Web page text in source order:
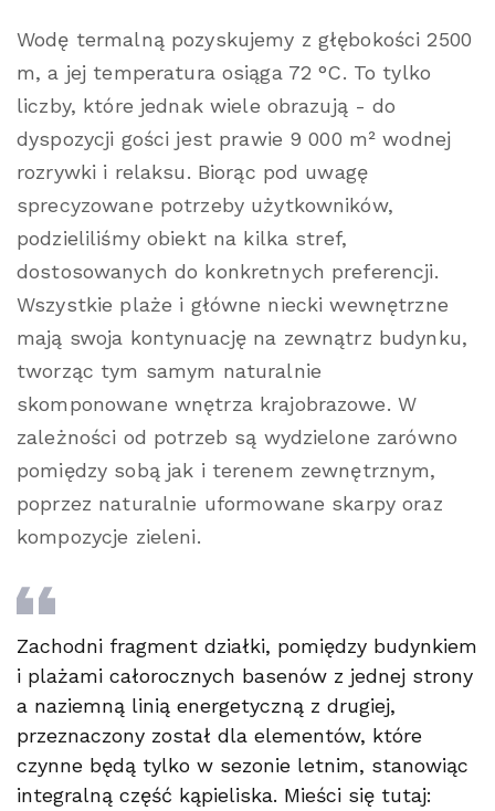
Wodę termalną pozyskujemy z głębokości 2500
m, a jej temperatura osiąga 72 °C. To tylko
liczby, które jednak wiele obrazują - do
dyspozycji gości jest prawie 9 000 m² wodnej
rozrywki i relaksu. Biorąc pod uwagę
sprecyzowane potrzeby użytkowników,
podzieliliśmy obiekt na kilka stref,
dostosowanych do konkretnych preferencji.
Wszystkie plaże i główne niecki wewnętrzne
mają swoja kontynuację na zewnątrz budynku,
tworząc tym samym naturalnie
skomponowane wnętrza krajobrazowe. W
zależności od potrzeb są wydzielone zarówno
pomiędzy sobą jak i terenem zewnętrznym,
poprzez naturalnie uformowane skarpy oraz
kompozycje zieleni.
Zachodni fragment działki, pomiędzy budynkiem
i plażami całorocznych basenów z jednej strony
a naziemną linią energetyczną z drugiej,
przeznaczony został dla elementów, które
czynne będą tylko w sezonie letnim, stanowiąc
integralną część kąpieliska. Mieści się tutaj: